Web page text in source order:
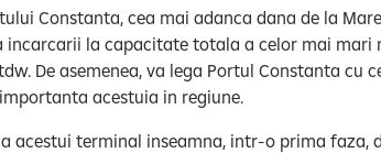
Constanta, cea mai adanca dana de la
la capacitate totala a celor mai mari
De asemenea, va lega Portul Constanta cu
acestuia in regiune.
acestui terminal inseamna, intr-o prima faza,